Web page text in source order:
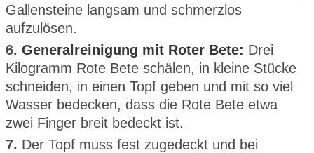
Gallensteine langsam und schmerzlos
aufzulösen.
6. Generalreinigung mit Roter Bete: Drei
Kilogramm Rote Bete schälen, in kleine Stücke
schneiden, in einen Topf geben und mit so viel
Wasser bedecken, dass die Rote Bete etwa
zwei Finger breit bedeckt ist.
7. Der Topf muss fest zugedeckt und bei